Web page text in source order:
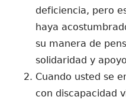
deficiencia, pero
haya
su manera de
solidaridad y
Cuando usted se
con discapacidad